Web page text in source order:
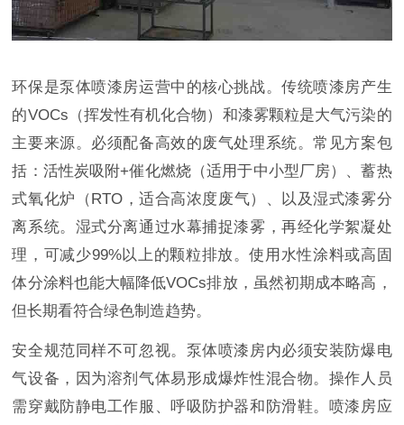
环保是泵体喷漆房运营中的核心挑战。传统喷漆房产生
的VOCs（挥发性有机化合物）和漆雾颗粒是大气污染的
主要来源。必须配备高效的废气处理系统。常见方案包
括：活性炭吸附+催化燃烧（适用于中小型厂房）、蓄热
式氧化炉（RTO，适合高浓度废气）、以及湿式漆雾分
离系统。湿式分离通过水幕捕捉漆雾，再经化学絮凝处
理，可减少99%以上的颗粒排放。使用水性涂料或高固
体分涂料也能大幅降低VOCs排放，虽然初期成本略高，
但长期看符合绿色制造趋势。
安全规范同样不可忽视。泵体喷漆房内必须安装防爆电
气设备，因为溶剂气体易形成爆炸性混合物。操作人员
需穿戴防静电工作服、呼吸防护器和防滑鞋。喷漆房应